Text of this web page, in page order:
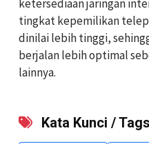
ketersediaan jaringan
tingkat kepemilikan
dinilai lebih tinggi,
berjalan lebih optimal
lainnya.
Kata Kunci / Tags